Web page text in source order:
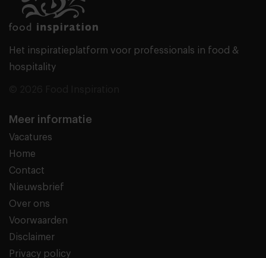
Het inspiratieplatform voor professionals in food &
hospitality
Meer informatie
Vacatures
Home
Contact
Nieuwsbrief
Over ons
Voorwaarden
Disclaimer
Privacy policy